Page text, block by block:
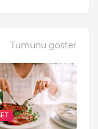
Tümünü göster